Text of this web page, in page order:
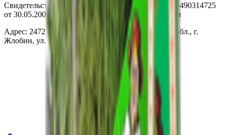
Свидетельство о государственной регистрации № 490314725
от 30.05.2003г выдано Гомельским облисполкомом
Адрес: 247210, Республика Беларусь, Гомельская обл., г.
Жлобин, ул. Козлова 2-А